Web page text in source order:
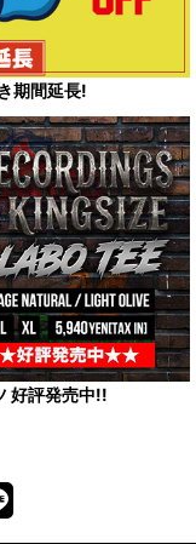
期間延長!
好評発売中!!